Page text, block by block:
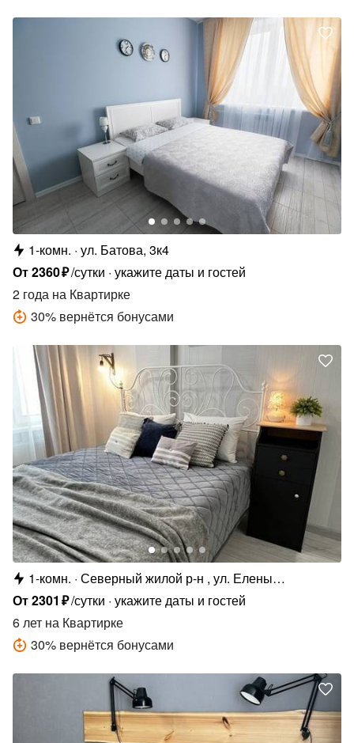
1-комн. ул. Батова, 3к4
От2360₽/сутки укажите даты и гостей
2 года на Квартирке
30% вернётся бонусами
1-комн. Северный жилой р-н , ул. Елены
Колесовой, 26Б
От2301 ₽/сутки укажите даты и гостей
6 лет на Квартирке
30% вернётся бонусами